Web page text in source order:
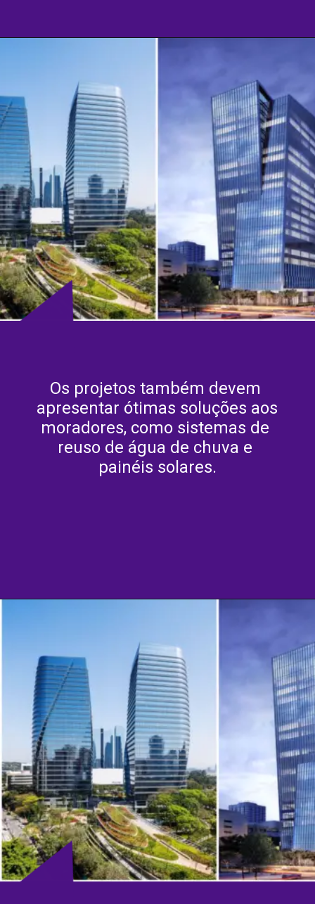
Os projetos também devem
apresentar ótimas soluções aos
moradores, como sistemas de
reuso de água de chuva e
painéis solares.